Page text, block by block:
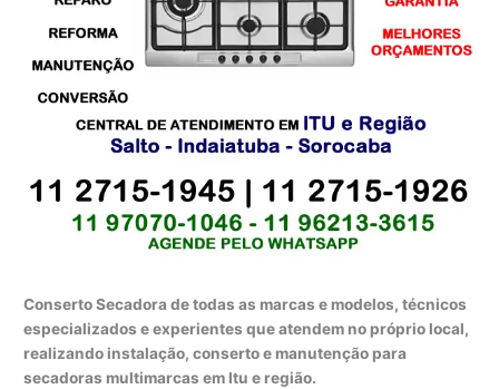
Conserto Secadora de todas as marcas e modelos, técnicos
especializados e experientes que atendem no próprio local,
realizando instalação, conserto e manutenção para
secadoras multimarcas em Itu e região.